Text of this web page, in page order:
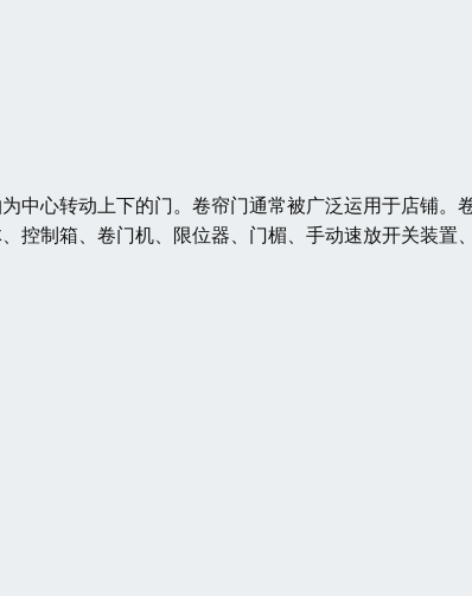
中心转动上下的门。卷帘门通常被广泛运用于店铺。
控制箱、卷门机、限位器、门楣、手动速放开关装置